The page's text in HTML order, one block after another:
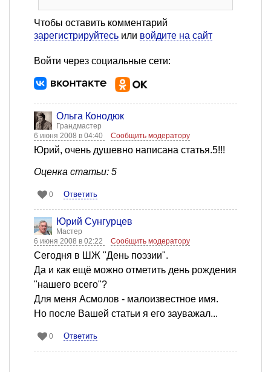
Чтобы оставить комментарий
зарегистрируйтесь или войдите на сайт
Войти через социальные сети:
Ольга Конодюк
Грандмастер
6 июня 2008 в 04:40
Сообщить модератору
Юрий, очень душевно написана статья.5!!!
Оценка статьи: 5
0 Ответить
Юрий Сунгурцев
Мастер
6 июня 2008 в 02:22
Сообщить модератору
Сегодня в ШЖ "День поэзии".
Да и как ещё можно отметить день рождения
"нашего всего"?
Для меня Асмолов - малоизвестное имя.
Но после Вашей статьи я его зауважал...
0 Ответить